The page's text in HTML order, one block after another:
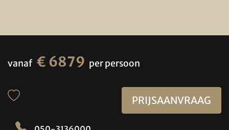
vanaf € 6879 per persoon
PRIJSAANVRAAG